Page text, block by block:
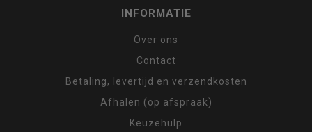
INFORMATIE
Over ons
Contact
Betaling, levertijd en verzendkosten
Afhalen (op afspraak)
Keuzehulp